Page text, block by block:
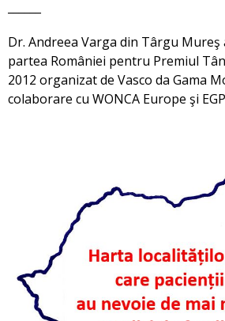
Dr. Andreea Varga din Târgu Mureş
partea României pentru Premiul
2012 organizat de Vasco da Gama
colaborare cu WONCA Europe şi